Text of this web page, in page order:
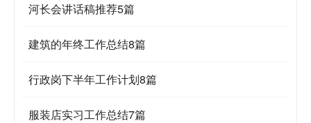
河长会讲话稿推荐5篇
建筑的年终工作总结8篇
行政岗下半年工作计划8篇
服装店实习工作总结7篇